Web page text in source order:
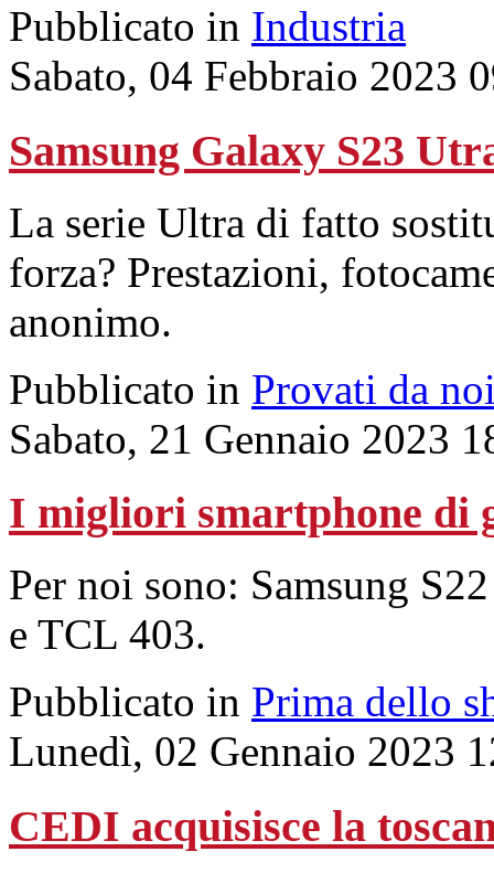
Pubblicato in Industria
Sabato, 04 Febbraio 2023
Samsung Galaxy S23
La serie Ultra di fatto
forza? Prestazioni,
anonimo.
Pubblicato in Provati da
Sabato, 21 Gennaio 2023
I migliori smartphone di
Per noi sono: Samsung
e TCL 403.
Pubblicato in Prima dello
Lunedì, 02 Gennaio 2023
CEDI acquisisce la